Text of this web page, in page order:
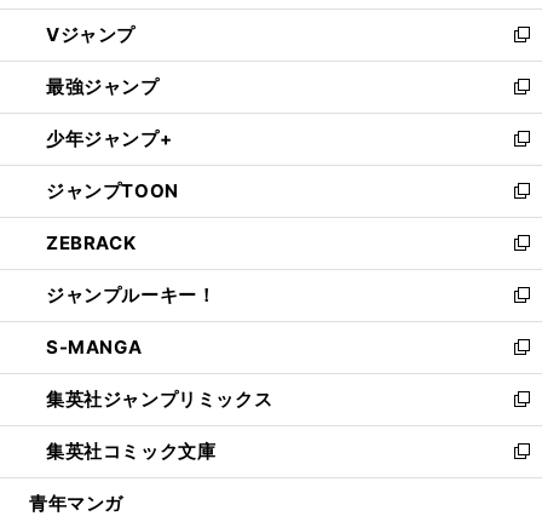
ウ
ィ
ン
ド
ウ
で
開
く
し
い
ウ
ィ
ン
ド
ウ
で
開
く
Vジャンプ
新
し
い
ウ
ィ
ン
ド
ウ
で
開
く
最強ジャンプ
新
し
い
ウ
ィ
ン
ド
ウ
で
開
く
少年ジャンプ+
新
し
い
ウ
ィ
ン
ド
ウ
で
開
く
ジャンプTOON
新
し
い
ウ
ィ
ン
ド
ウ
で
開
く
ZEBRACK
新
し
い
ウ
ィ
ン
ド
ウ
で
開
ジャンプルーキー！
新
し
い
ウ
ィ
ン
ド
ウ
S-MANGA
新
し
い
ウ
ィ
ン
集英社ジャンプリミックス
新
し
い
ウ
集英社コミック文庫
新
し
青年マンガ